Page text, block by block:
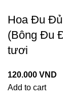
Hoa Đu
(Bông Đu
tươi
120.000 VND
Add to cart